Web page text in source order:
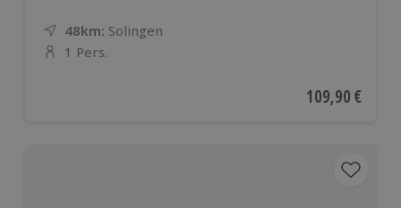
48km: Entfernung
Standort
Solingen
Anzahl der Teilnehmer
1 Pers.
Aktueller Preis
109,90 €